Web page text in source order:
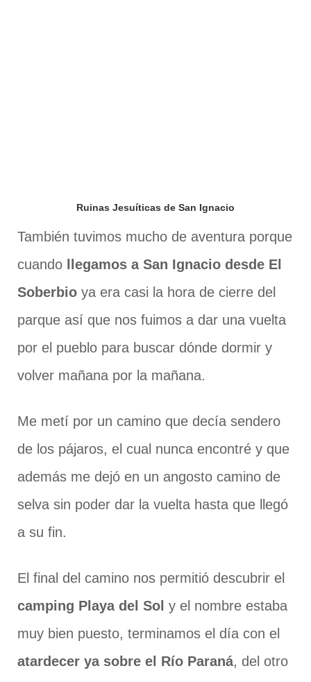
Ruinas Jesuíticas de San Ignacio
También tuvimos mucho de aventura porque
cuando
llegamos a San Ignacio desde El
Soberbio ya era casi la hora de cierre del
parque así que nos fuimos a dar una vuelta
por el pueblo para buscar dónde dormir y
volver mañana por la mañana.
Me metí por un camino que decía sendero
de los pájaros, el cual nunca encontré y que
además me dejó en un angosto camino de
selva sin poder dar la vuelta hasta que llegó
a su fin.
El final del camino nos permitió descubrir el
camping Playa del Sol y el nombre estaba
muy bien puesto, terminamos el día con el
atardecer ya sobre el Río Paraná, del otro